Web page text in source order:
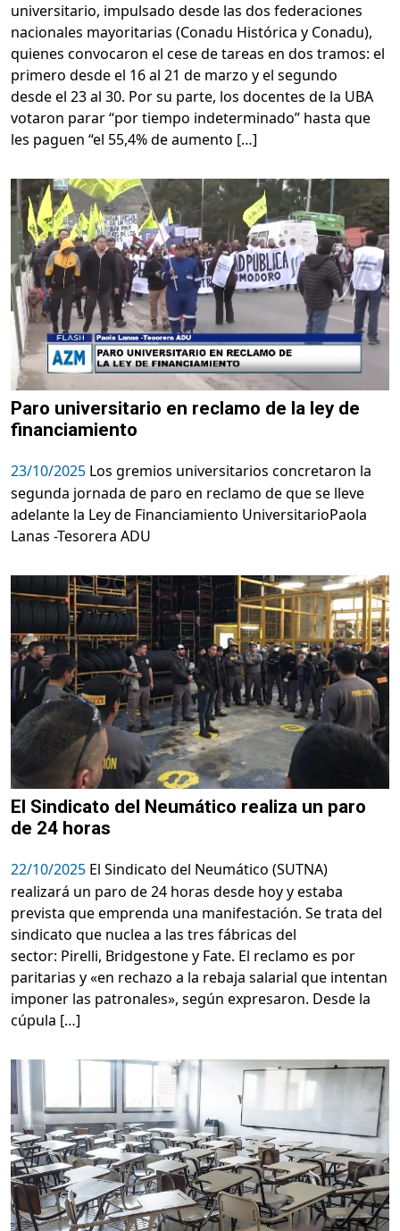
universitario, impulsado desde las dos federaciones
nacionales mayoritarias (Conadu Histórica y Conadu),
quienes convocaron el cese de tareas en dos tramos: el
primero desde el 16 al 21 de marzo y el segundo
desde el 23 al 30. Por su parte, los docentes de la UBA
votaron parar “por tiempo indeterminado” hasta que
les paguen “el 55,4% de aumento […]
Paro universitario en reclamo de la ley de
financiamiento
23/10/2025 Los gremios universitarios concretaron la
segunda jornada de paro en reclamo de que se lleve
adelante la Ley de Financiamiento UniversitarioPaola
Lanas -Tesorera ADU
El Sindicato del Neumático realiza un paro
de 24 horas
22/10/2025 El Sindicato del Neumático (SUTNA)
realizará un paro de 24 horas desde hoy y estaba
prevista que emprenda una manifestación. Se trata del
sindicato que nuclea a las tres fábricas del
sector: Pirelli, Bridgestone y Fate. El reclamo es por
paritarias y «en rechazo a la rebaja salarial que intentan
imponer las patronales», según expresaron. Desde la
cúpula […]